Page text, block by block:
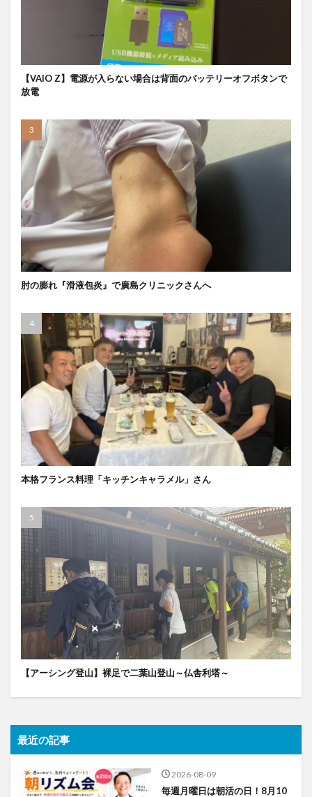
【VAIO Z】電源が入らない場合は背面のバッテリーオフボタンで
放電
肘の膨れ『滑液包炎』で廣島クリニックさんへ
本格フランス料理「キッチンキャラメル」さん
【アーシング登山】裸足で二葉山登山～仏舎利塔～
最近の記事
2026-08-09
毎週月曜日は朝活の日！8月10